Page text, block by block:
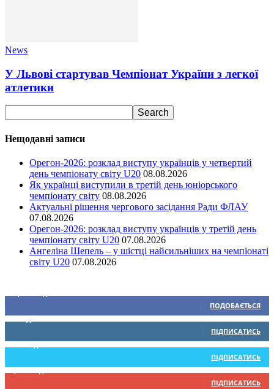
News
У Львові стартував Чемпіонат України з легкої
атлетики
Нещодавні записи
Орегон-2026: розклад виступу українців у четвертий
день чемпіонату світу U20 08.08.2026
Як українці виступили в третій день юніорського
чемпіонату світу 08.08.2026
Актуальні рішення чергового засідання Ради ФЛАУ
07.08.2026
Орегон-2026: розклад виступу українців у третій день
чемпіонату світу U20 07.08.2026
Ангеліна Шепель – у шістці найсильніших на чемпіонаті
світу U20 07.08.2026
ПОДОБАЄТЬСЯ
0 Підписників
ПІДПИСАТИСЬ
234 Підписників
ПІДПИСАТИСЬ
9,370 Підписників
ПІДПИСАТИСЬ